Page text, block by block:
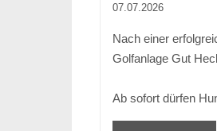
07.07.2026
Nach einer
Golfanlage Gut
Ab sofort dürfen